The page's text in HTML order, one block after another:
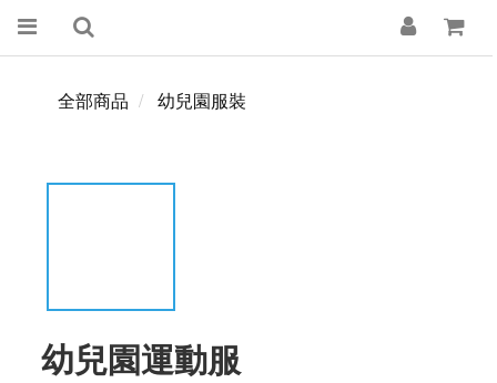
全部商品 幼兒園服裝
幼兒園運動服